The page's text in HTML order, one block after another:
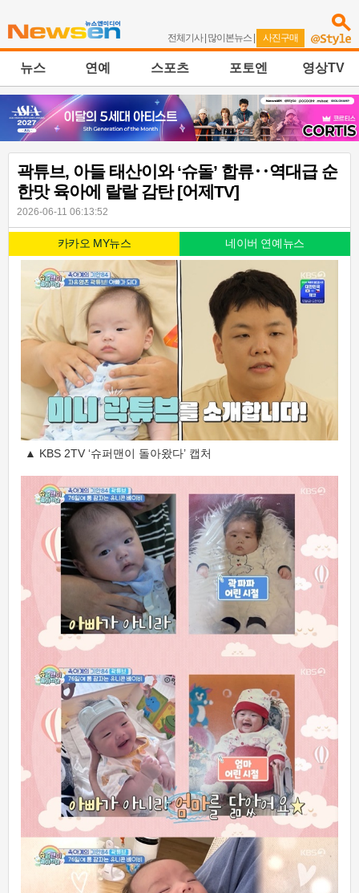
전체기사| 많이본뉴스 | 사진구매
뉴스 연예 스포츠 포토엔 영상TV
곽튜브, 아들 태산이와 ‘슈돌’ 합류‥역대급 순
한맛 육아에 랄랄 감탄 [어제TV]
2026-06-11 06:13:52
카카오 MY뉴스 네이버 연예뉴스
▲ KBS 2TV ‘슈퍼맨이 돌아왔다’ 캡처